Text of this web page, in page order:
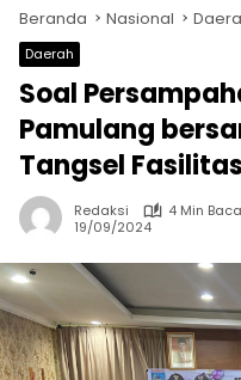
Beranda Nasional
Daerah
Soal
Pamulang
Tangsel
Redaksi
4 Min Baca
19/09/2024